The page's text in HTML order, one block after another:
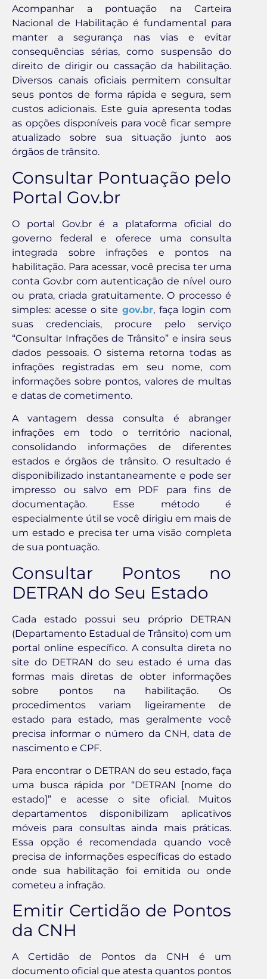
Acompanhar a pontuação na Carteira
Nacional de Habilitação é fundamental para
manter a segurança nas vias e evitar
consequências sérias, como suspensão do
direito de dirigir ou cassação da habilitação.
Diversos canais oficiais permitem consultar
seus pontos de forma rápida e segura, sem
custos adicionais. Este guia apresenta todas
as opções disponíveis para você ficar sempre
atualizado sobre sua situação junto aos
órgãos de trânsito.
Consultar Pontuação pelo
Portal Gov.br
O portal Gov.br é a plataforma oficial do
governo federal e oferece uma consulta
integrada sobre infrações e pontos na
habilitação. Para acessar, você precisa ter uma
conta Gov.br com autenticação de nível ouro
ou prata, criada gratuitamente. O processo é
simples: acesse o site gov.br, faça login com
suas credenciais, procure pelo serviço
“Consultar Infrações de Trânsito” e insira seus
dados pessoais. O sistema retorna todas as
infrações registradas em seu nome, com
informações sobre pontos, valores de multas
e datas de cometimento.
A vantagem dessa consulta é abranger
infrações em todo o território nacional,
consolidando informações de diferentes
estados e órgãos de trânsito. O resultado é
disponibilizado instantaneamente e pode ser
impresso ou salvo em PDF para fins de
documentação. Esse método é
especialmente útil se você dirigiu em mais de
um estado e precisa ter uma visão completa
de sua pontuação.
Consultar Pontos no
DETRAN do Seu Estado
Cada estado possui seu próprio DETRAN
(Departamento Estadual de Trânsito) com um
portal online específico. A consulta direta no
site do DETRAN do seu estado é uma das
formas mais diretas de obter informações
sobre pontos na habilitação. Os
procedimentos variam ligeiramente de
estado para estado, mas geralmente você
precisa informar o número da CNH, data de
nascimento e CPF.
Para encontrar o DETRAN do seu estado, faça
uma busca rápida por “DETRAN [nome do
estado]” e acesse o site oficial. Muitos
departamentos disponibilizam aplicativos
móveis para consultas ainda mais práticas.
Essa opção é recomendada quando você
precisa de informações específicas do estado
onde sua habilitação foi emitida ou onde
cometeu a infração.
Emitir Certidão de Pontos
da CNH
A Certidão de Pontos da CNH é um
documento oficial que atesta quantos pontos